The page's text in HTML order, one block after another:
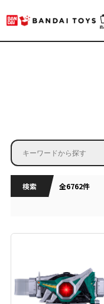
検索 全6762件